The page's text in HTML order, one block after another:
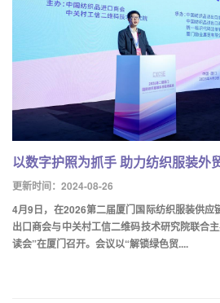
以数字护照为抓手 助力纺织服装外
更新时间：2024-08-26
4月9日，在2026第二届厦门国际纺织服装供应
出口商会与中关村工信二维码技术研究院联合
读会”在厦门召开。会议以“解锁绿色贸....